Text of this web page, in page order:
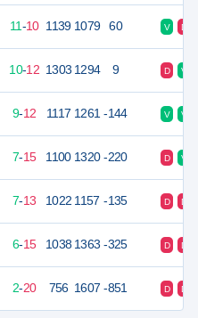
11-10 1139 1079 60 V D
10-12 1303 1294 9 D V
9-12 1117 1261 -144 V V
7-15 1100 1320 -220 D V
7-13 1022 1157 -135 D D
6-15 1038 1363 -325 D D
2-20 756 1607 -851 D D